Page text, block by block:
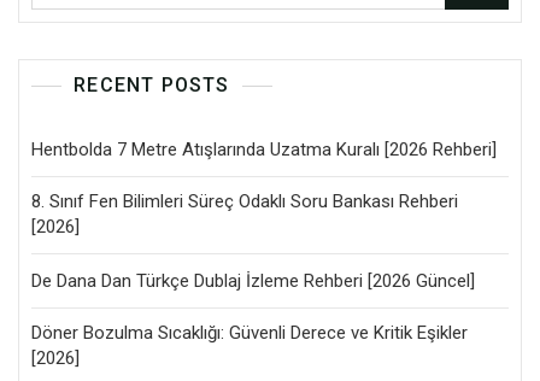
RECENT POSTS
Hentbolda 7 Metre Atışlarında Uzatma Kuralı [2026 Rehberi]
8. Sınıf Fen Bilimleri Süreç Odaklı Soru Bankası Rehberi
[2026]
De Dana Dan Türkçe Dublaj İzleme Rehberi [2026 Güncel]
Döner Bozulma Sıcaklığı: Güvenli Derece ve Kritik Eşikler
[2026]